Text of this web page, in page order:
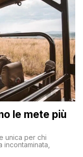
le mete più
unica per chi